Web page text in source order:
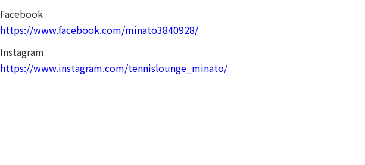
Facebook
https://www.facebook.com/minato3840928/
Instagram
https://www.instagram.com/tennislounge_minato/